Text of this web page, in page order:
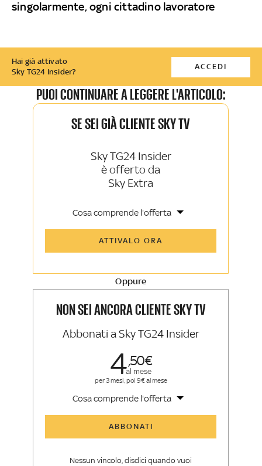
singolarmente, ogni cittadino lavoratore
Hai già attivato
Sky TG24 Insider?
ACCEDI
PUOI CONTINUARE A LEGGERE L'ARTICOLO:
SE SEI GIÀ CLIENTE SKY TV
Sky TG24 Insider
è offerto da
Sky Extra
Cosa comprende l'offerta
Sky Sport Insider
La newsletter esclusiva di Sky TG24
ATTIVALO ORA
Oppure
NON SEI ANCORA CLIENTE SKY TV
Abbonati a Sky TG24 Insider
450
al mese
per 3 mesi, poi 9€ al mese
Cosa comprende l'offerta
ABBONATI
Nessun vincolo, disdici quando vuoi